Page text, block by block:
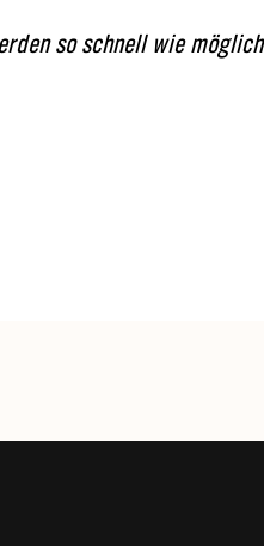
so schnell wie möglich